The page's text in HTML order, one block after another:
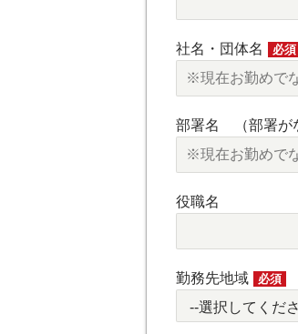
社名・団体名 必須
部署名 （部署が
役職名
勤務先地域 必須